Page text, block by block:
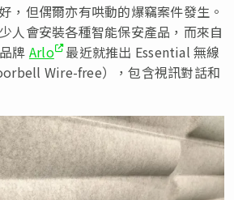
，但偶爾亦有哄動的爆竊案件發生。
人會安裝各種智能保安產品，而來自
牌 Arlo 最近就推出 Essential 無線
Wire-free），包含視訊對話和